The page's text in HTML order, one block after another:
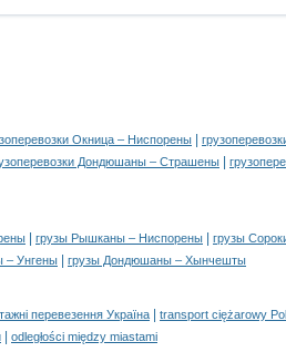
Окница – Ниспорены
Дондюшаны – Страшены
грузы Рышканы – Ниспорены грузы
– Унгены грузы Дондюшаны – Хынчешты
перевезення Україна transport ciężarowy
odległości między miastami